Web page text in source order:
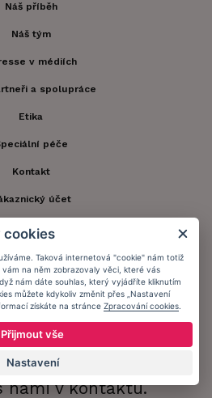
Náš příběh
Náš tým
v médiích
a spolupráce
Etika
péče
Kontakt
účet
zákazníka
a platba
podmínky
osobních údajů
memorandum
námi v kontaktu.
cookies
Taková internetová "cookie" nám totiž
na něm zobrazovaly věci, které vás
nám dáte souhlas, který vyjádříte kliknutím
můžete kdykoliv změnit přes „Nastavení
získáte na stránce Zpracování cookies
Přijmout vše
Nastavení